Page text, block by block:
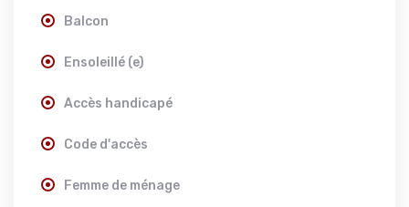
Balcon
Ensoleillé (e)
Accès handicapé
Code d'accès
Femme de ménage